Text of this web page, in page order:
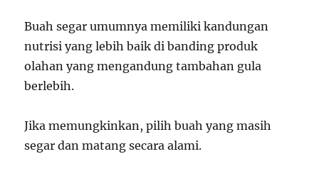
Buah segar umumnya memiliki kandungan
nutrisi yang lebih baik di banding produk
olahan yang mengandung tambahan gula
berlebih.
Jika memungkinkan, pilih buah yang masih
segar dan matang secara alami.